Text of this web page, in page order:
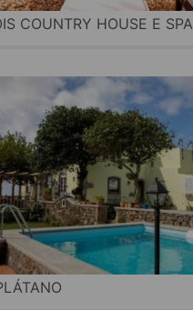
COUNTRY HOUSE E SPA